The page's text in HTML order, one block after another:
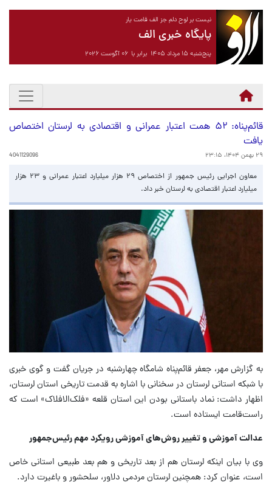
نیست بر لوح دلم جز الف قامت یار
پایگاه خبری الف
پنج‌شنبه ۱۵ مرداد ۱۴۰۵ برابر با ۰۶ آگوست ۲۰۲۶
قائم‌پناه: ۵۲ همت اعتبار عمرانی و اقتصادی به لرستان اختصاص
یافت
۲۹ بهمن ۱۴۰۴، ۲۳:۱۵ 4041129096
معاون اجرایی رئیس جمهور از اختصاص ۲۹ هزار میلیارد اعتبار عمرانی و ۲۳ هزار
میلیارد اعتبار اقتصادی به لرستان خبر داد.
به گزارش مهر، جعفر قائم‌پناه شامگاه چهارشنبه در جریان گفت و گوی خبری
با شبکه استانی لرستان در سخنانی با اشاره به قدمت تاریخی استان لرستان،
اظهار داشت: نماد باستانی بودن این استان قلعه «فلک‌الافلاک» است که
راست‌قامت ایستاده است.
عدالت آموزشی و تغییر روش‌های آموزشی رویکرد مهم رئیس‌جمهور
وی با بیان اینکه لرستان هم از بعد تاریخی و هم بعد طبیعی استانی خاص
است، عنوان کرد: همچنین لرستان مردمی دلاور، سلحشور و باغیرت دارد.